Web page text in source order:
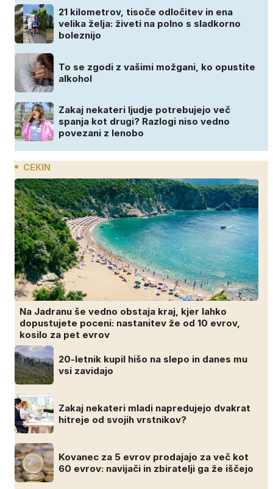
21 kilometrov, tisoče odločitev in ena
velika želja: živeti na polno s sladkorno
boleznijo
To se zgodi z vašimi možgani, ko opustite
alkohol
Zakaj nekateri ljudje potrebujejo več
spanja kot drugi? Razlogi niso vedno
povezani z lenobo
CEKIN
Na Jadranu še vedno obstaja kraj, kjer lahko
dopustujete poceni: nastanitev že od 10 evrov,
kosilo za pet evrov
20-letnik kupil hišo na slepo in danes mu
vsi zavidajo
Zakaj nekateri mladi napredujejo dvakrat
hitreje od svojih vrstnikov?
Kovanec za 5 evrov prodajajo za več kot
60 evrov: navijači in zbiratelji ga že iščejo